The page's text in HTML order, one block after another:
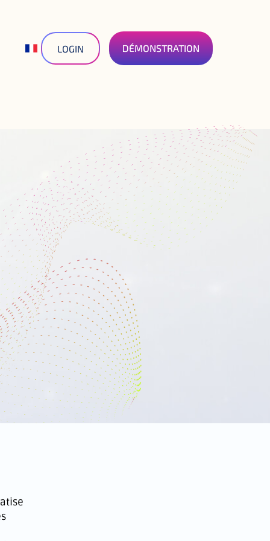
LOGIN DÉMONSTRATION